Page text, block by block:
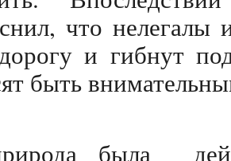
что
и гибнут
быть
была